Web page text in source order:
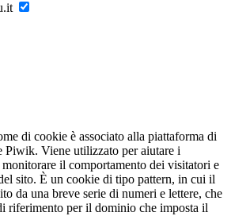
di cookie è associato alla piattaforma di
Piwik. Viene utilizzato per aiutare i
il comportamento dei visitatori e
sito. È un cookie di tipo pattern, in cui il
da una breve serie di numeri e lettere, che
riferimento per il dominio che imposta il